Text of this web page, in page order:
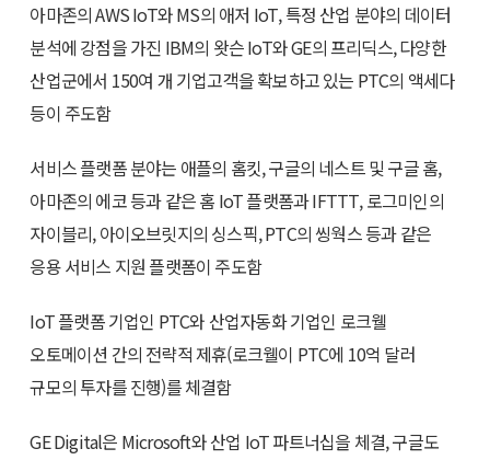
아마존의 AWS IoT와 MS의 애저 IoT, 특정 산업 분야의 데이터
분석에 강점을 가진 IBM의 왓슨 IoT와 GE의 프리딕스, 다양한
산업군에서 150여 개 기업고객을 확보하고 있는 PTC의 액세다
등이 주도함
서비스 플랫폼 분야는 애플의 홈킷, 구글의 네스트 및 구글 홈,
아마존의 에코 등과 같은 홈 IoT 플랫폼과 IFTTT, 로그미인의
자이블리, 아이오브릿지의 싱스픽, PTC의 씽웍스 등과 같은
응용 서비스 지원 플랫폼이 주도함
IoT 플랫폼 기업인 PTC와 산업자동화 기업인 로크웰
오토메이션 간의 전략적 제휴(로크웰이 PTC에 10억 달러
규모의 투자를 진행)를 체결함
GE Digital은 Microsoft와 산업 IoT 파트너십을 체결, 구글도